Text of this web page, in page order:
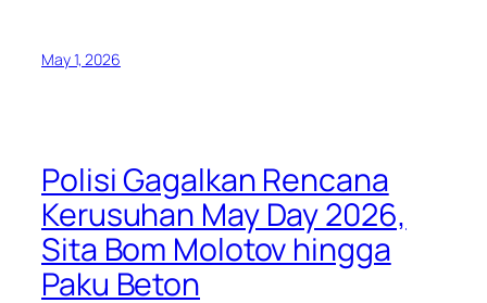
May 1, 2026
Polisi Gagalkan Rencana
Kerusuhan May Day 2026,
Sita Bom Molotov hingga
Paku Beton